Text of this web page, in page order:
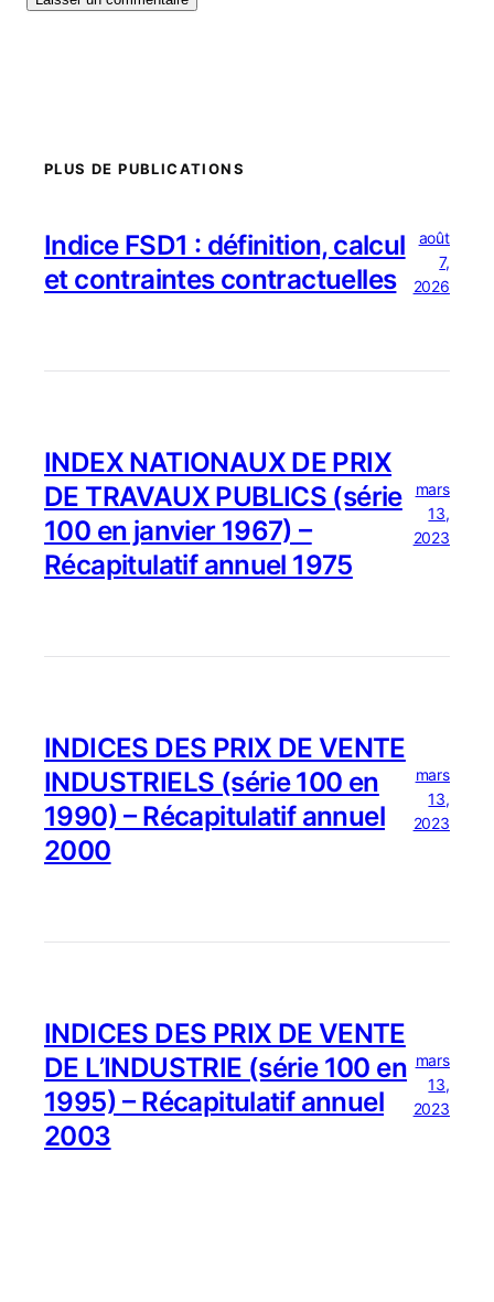
PLUS DE PUBLICATIONS
Indice FSD1 : définition, calcul
et contraintes contractuelles
août
7,
2026
INDEX NATIONAUX DE PRIX
DE TRAVAUX PUBLICS (série
100 en janvier 1967) –
Récapitulatif annuel 1975
mars
13,
2023
INDICES DES PRIX DE VENTE
INDUSTRIELS (série 100 en
1990) – Récapitulatif annuel
2000
mars
13,
2023
INDICES DES PRIX DE VENTE
DE L’INDUSTRIE (série 100 en
1995) – Récapitulatif annuel
2003
mars
13,
2023